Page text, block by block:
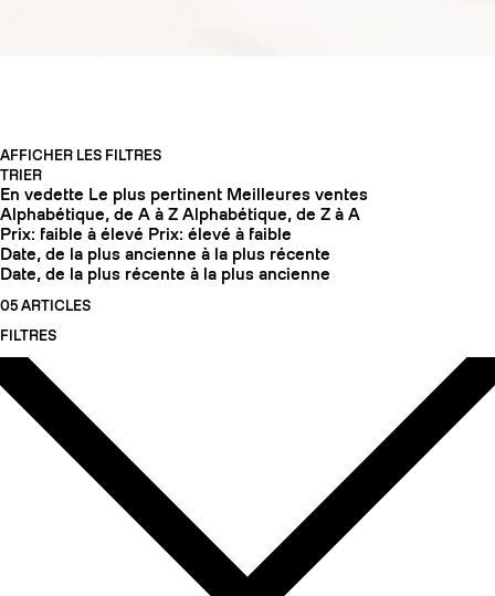
AFFICHER LES FILTRES
TRIER
En vedette Le plus pertinent Meilleures ventes
Alphabétique, de A à Z Alphabétique, de Z à A
Prix: faible à élevé Prix: élevé à faible
Date, de la plus ancienne à la plus récente
Date, de la plus récente à la plus ancienne
05 ARTICLES
FILTRES